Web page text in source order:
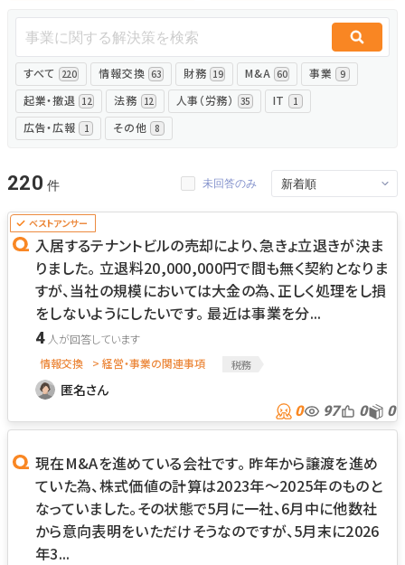
ログイン
すべて 220 情報交換 63 財務 19 M&A 60 事業 9
起業・撤退 12 法務 12 人事（労務） 35 IT 1
広告・広報 1 その他 8
220 未回答のみ
入居するテナントビルの売却により、急きょ立退きが決ま
りました。 立退料20,000,000円で間も無く契約となりま
すが、当社の規模においては大金の為、正しく処理をし損
をしないようにしたいです。 最近は事業を分...
4
情報交換 > 経営・事業の関連事項 税務
匿名さん
0 97 0 0
現在M&Aを進めている会社です。 昨年から譲渡を進め
ていた為、株式価値の計算は2023年～2025年のものと
なっていました。その状態で5月に一社、6月中に他数社
から意向表明をいただけそうなのですが、5月末に2026
年3...